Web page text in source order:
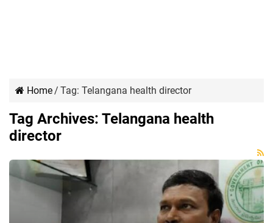
Home/ Tag: Telangana health director
Tag Archives: Telangana health
director